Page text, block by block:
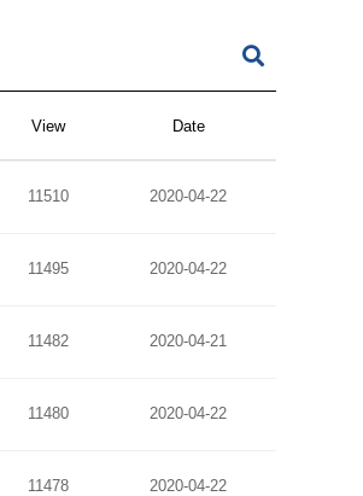
View Date
11510 2020-04-22
11495 2020-04-22
11482 2020-04-21
11480 2020-04-22
11478 2020-04-22